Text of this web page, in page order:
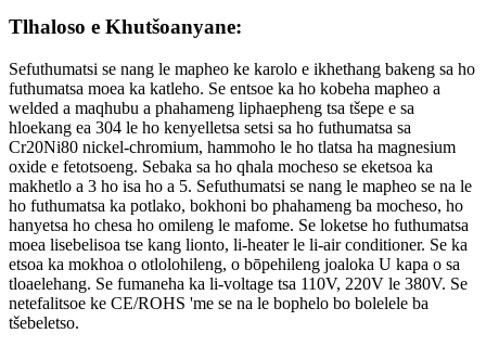
Tlhaloso e Khutšoanyane:
Sefuthumatsi se nang le mapheo ke karolo e ikhethang bakeng sa ho
futhumatsa moea ka katleho. Se entsoe ka ho kobeha mapheo a
welded a maqhubu a phahameng liphaepheng tsa tšepe e sa
hloekang ea 304 le ho kenyelletsa setsi sa ho futhumatsa sa
Cr20Ni80 nickel-chromium, hammoho le ho tlatsa ha magnesium
oxide e fetotsoeng. Sebaka sa ho qhala mocheso se eketsoa ka
makhetlo a 3 ho isa ho a 5. Sefuthumatsi se nang le mapheo se na le
ho futhumatsa ka potlako, bokhoni bo phahameng ba mocheso, ho
hanyetsa ho chesa ho omileng le mafome. Se loketse ho futhumatsa
moea lisebelisoa tse kang lionto, li-heater le li-air conditioner. Se ka
etsoa ka mokhoa o otlolohileng, o bōpehileng joaloka U kapa o sa
tloaelehang. Se fumaneha ka li-voltage tsa 110V, 220V le 380V. Se
netefalitsoe ke CE/ROHS 'me se na le bophelo bo bolelele ba
tšebeletso.